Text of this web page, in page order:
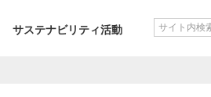
サステナビリティ活動